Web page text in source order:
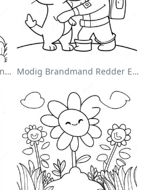
Magisk Enhjørning I En Regnbue Farvelægningsside Modig Brandmand Redder En Kat Farvelægningsside